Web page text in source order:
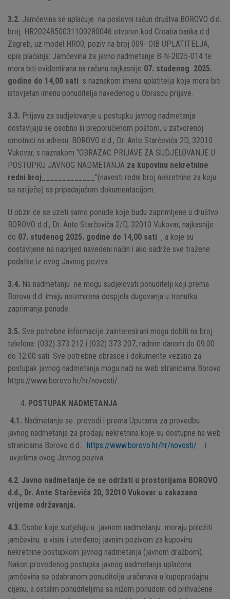
3.2. Jamčevina se uplaćuje na poslovni račun društva BOROVO d.d.
broj: HR2024850031100280046 otvoren kod Croatia banka d.d.
Zagreb, uz model HR00, poziv na broj 009- OIB UPLATITELJA,
opis plaćanja: Jamčevina za javno nadmetanje B-N-2025-014 te
mora biti evidentirana na računu najkasnije 07. studenog 2025.
godine do 14,00 sati s naznakom imena uplatitelja koje mora biti
istovjetan imenu ponuditelja navedenog u Obrascu prijave.
3.3. Prijavu za sudjelovanje u postupku javnog nadmetanja
dostavljaju se osobno ili preporučenom poštom, u zatvorenoj
omotnici na adresu: BOROVO d.d., Dr. Ante Starčevića 2D, 32010
Vukovar, s naznakom "OBRAZAC PRIJAVE ZA SUDJELOVANJE U
POSTUPKU JAVNOG NADMETANJA za kupovinu nekretnine
redni broj_____________ "(navesti redni broj nekretnine za koju
se natječe) sa pripadajućom dokumentacijom.
U obzir će se uzeti samo ponude koje budu zaprimljene u društvo
BOROVO d.d., Dr. Ante Starčevića 2/D, 32010 Vukovar, najkasnije
do 07. studenog 2025. godine do 14,00 sati , a koje su
dostavljene na naprijed navedeni način i ako sadrže sve tražene
podatke iz ovog Javnog poziva.
3.4. Na nadmetanju ne mogu sudjelovati ponuditelji koji prema
Borovu d.d. imaju neizmirena dospjela dugovanja u trenutku
zaprimanja ponude.
3.5. Sve potrebne informacije zainteresirani mogu dobiti na broj
telefona: (032) 373 212 i (032) 373 207, radnim danom do 09.00
do 12.00 sati. Sve potrebne obrasce i dokumente vezano za
postupak javnog nadmetanja mogu naći na web stranicama Borovo
https://www.borovo.hr/hr/novosti/.
POSTUPAK NADMETANJA
4.1. Nadmetanje se provodi i prema Uputama za provedbu
javnog nadmetanja za prodaju nekretnina koje su dostupne na web
stranicama Borovo d.d.: https://www.borovo.hr/hr/novosti/ i
uvjetima ovog Javnog poziva.
4.2. Javno nadmetanje će se održati u prostorijama BOROVO
d.d., Dr. Ante Starčevića 2D, 32010 Vukovar u zakazano
vrijeme održavanja.
4.3. Osobe koje sudjeluju u javnom nadmetanju moraju položiti
jamčevinu u visini i utvrđenoj javnim pozivom za kupovinu
nekretnine postupkom javnog nadmetanja (javnom dražbom).
Nakon provedenog postupka javnog nadmetanja uplaćena
jamčevina se odabranom ponuditelju uračunava u kupoprodajnu
cijenu, a ostalim ponuditeljima sa nižom ponudom od prihvaćene